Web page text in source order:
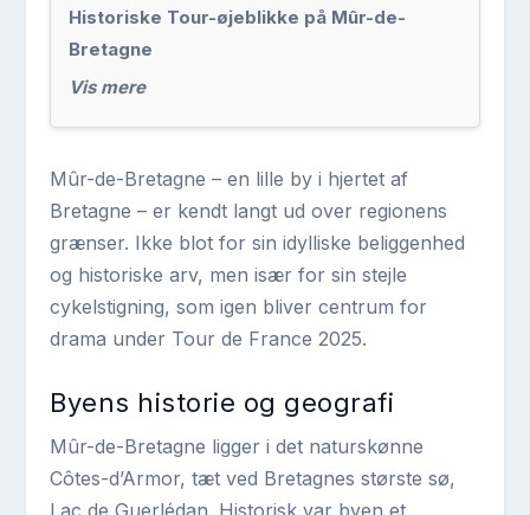
Historiske Tour-øjeblikke på Mûr-de-
Bretagne
Vis mere
Mûr-de-Bretagne – en lille by i hjertet af
Bretagne – er kendt langt ud over regionens
grænser. Ikke blot for sin idylliske beliggenhed
og historiske arv, men især for sin stejle
cykelstigning, som igen bliver centrum for
drama under Tour de France 2025.
Byens historie og geografi
Mûr-de-Bretagne ligger i det naturskønne
Côtes-d’Armor, tæt ved Bretagnes største sø,
Lac de Guerlédan. Historisk var byen et